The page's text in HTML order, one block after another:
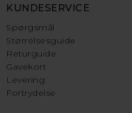
KUNDESERVICE
Spørgsmål
Størrelsesguide
Returguide
Gavekort
Levering
Fortrydelse